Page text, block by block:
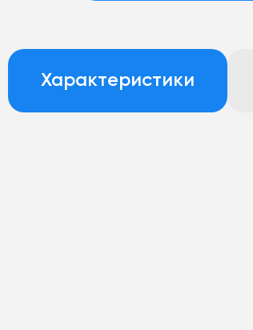
Характеристики